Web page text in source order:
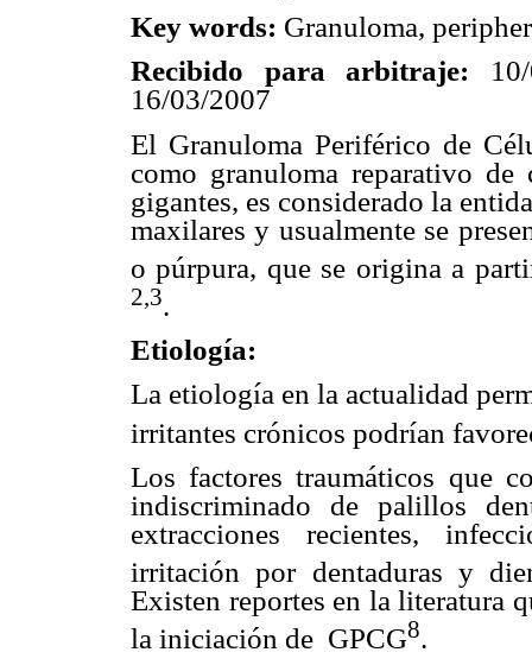
Key words: Granuloma,
Recibido para arbitraje:
16/03/2007
El Granuloma Periférico de
como granuloma reparativo de
gigantes, es considerado la
maxilares y usualmente se
o púrpura, que se origina a
2,3.
Etiología:
La etiología en la actualidad
irritantes crónicos podrían
Los factores traumáticos que
indiscriminado de palillos
extracciones recientes,
irritación por dentaduras y
Existen reportes en la literatura
la iniciación de GPCG8.